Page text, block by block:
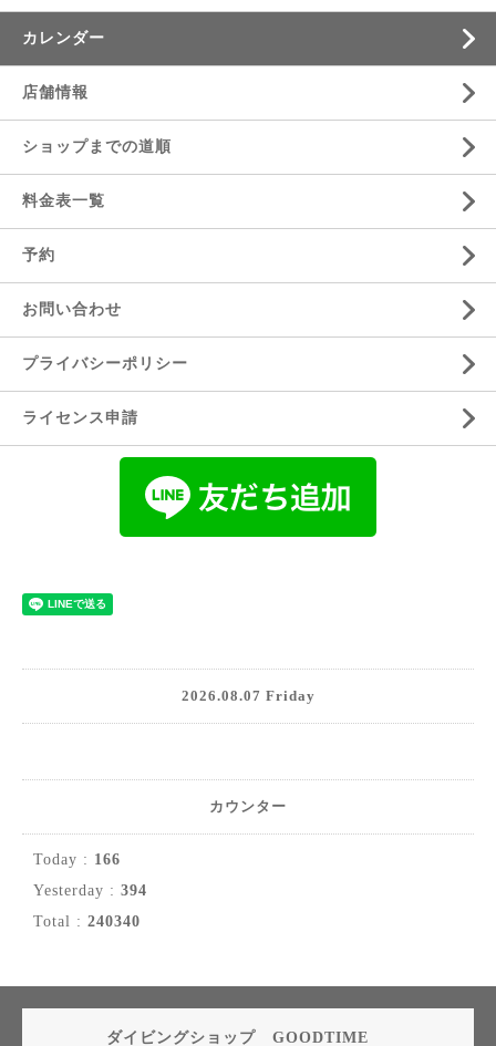
カレンダー
店舗情報
ショップまでの道順
料金表一覧
予約
お問い合わせ
プライバシーポリシー
ライセンス申請
2026.08.07 Friday
カウンター
Today : 166
Yesterday : 394
Total : 240340
ダイビングショップ GOODTIME